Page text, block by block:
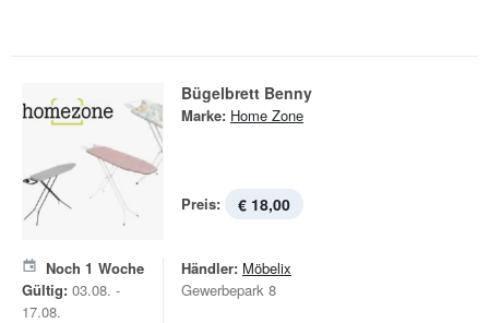
Bügelbrett Benny
Marke: Home Zone
Preis: € 18,00
Noch 1 Woche
Gültig: 03.08. -
17.08.
Händler: Möbelix
Gewerbepark 8